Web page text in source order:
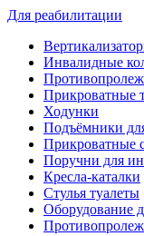
Для реабилитации
Инвалидные
Прикроватные
Ходунки
Подъёмники
Прикроватные
Поручни для
Кресла-каталки
Стулья туалеты
Оборудование